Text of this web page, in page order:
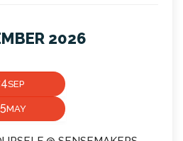
2026
SEP
MAY